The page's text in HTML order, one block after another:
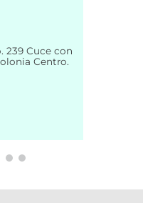
239 Cuce con
Centro.